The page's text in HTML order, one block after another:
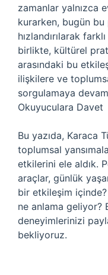
zamanlar yalnızca
kurarken, bugün
hızlandırılarak
birlikte, kültürel
arasındaki bu
ilişkilere ve
sorgulamaya
Okuyuculara Davet
Bu yazıda, Karaca
toplumsal
etkilerini ele aldık.
araçlar, günlük
bir etkileşim
ne anlama geliyor?
deneyimlerinizi
bekliyoruz.